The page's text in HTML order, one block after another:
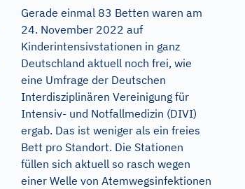
Gerade einmal 83 Betten waren am
24. November 2022 auf
Kinderintensivstationen in ganz
Deutschland aktuell noch frei, wie
eine Umfrage der Deutschen
Interdisziplinären Vereinigung für
Intensiv- und Notfallmedizin (DIVI)
ergab. Das ist weniger als ein freies
Bett pro Standort. Die Stationen
füllen sich aktuell so rasch wegen
einer Welle von Atemwegsinfektionen